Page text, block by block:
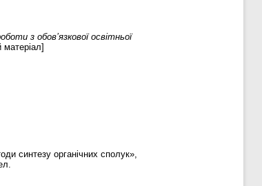
з обов’язкової освітньої
синтезу органічних сполук»,